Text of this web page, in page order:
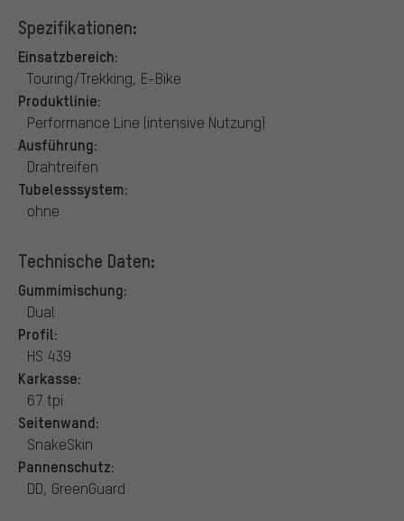
Spezifikationen:
Einsatzbereich:
Touring/Trekking, E-Bike
Produktlinie:
Performance Line (intensive Nutzung)
Ausführung:
Drahtreifen
Tubelesssystem:
ohne
Technische Daten:
Gummimischung:
Dual
Profil:
HS 439
Karkasse:
67 tpi
Seitenwand:
SnakeSkin
Pannenschutz:
DD, GreenGuard